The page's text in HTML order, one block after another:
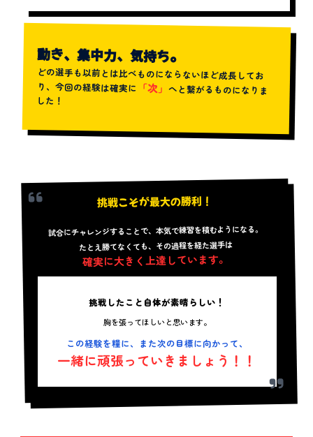
動き、集中力、気持ち。
どの選手も以前とは比べものにならないほど成長してお
り、今回の経験は確実に 「次」へと繋がるものになりま
した！
挑戦こそが最大の勝利！
試合にチャレンジすることで、本気で練習を積むようになる。
たとえ勝てなくても、その過程を経た選手は
確実に大きく上達しています。
挑戦したこと自体が素晴らしい！
胸を張ってほしいと思います。
この経験を糧に、また次の目標に向かって、
一緒に頑張っていきましょう！！